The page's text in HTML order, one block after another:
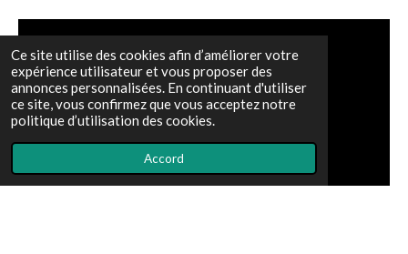
Ce site utilise des cookies afin d’améliorer votre
expérience utilisateur et vous proposer des
annonces personnalisées. En continuant d'utiliser
ce site, vous confirmez que vous acceptez notre
politique d’utilisation des cookies.
Accord